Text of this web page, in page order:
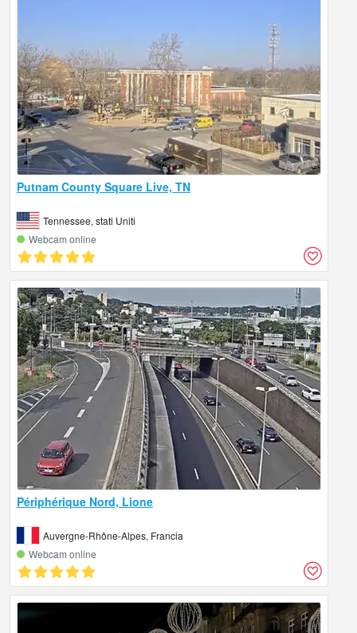
Putnam County Square Live, TN
Tennessee, stati Uniti
Webcam online
Périphérique Nord, Lione
Auvergne-Rhône-Alpes, Francia
Webcam online